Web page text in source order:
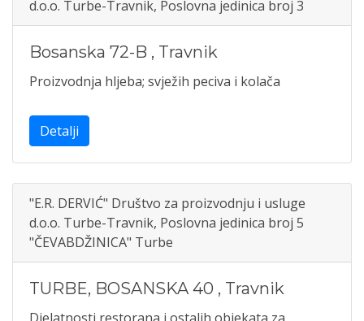
d.o.o. Turbe-Travnik, Poslovna jedinica broj 3
Bosanska 72-B , Travnik
Proizvodnja hljeba; svježih peciva i kolača
Detalji
"E.R. DERVIĆ" Društvo za proizvodnju i usluge
d.o.o. Turbe-Travnik, Poslovna jedinica broj 5
"ČEVABDŽINICA" Turbe
TURBE, BOSANSKA 40 , Travnik